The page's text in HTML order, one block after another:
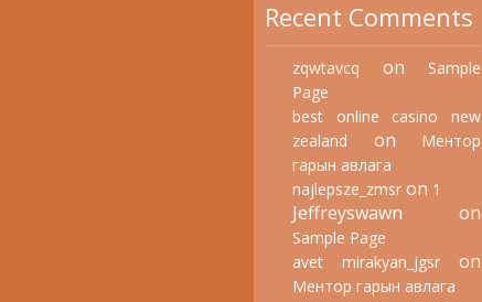
Recent Comments
zqwtavcq on
Sample
Page
best online casino new
zealand
on
Ментор
гарын авлага
najlepsze_zmsr on 1
Jeffreyswawn on
Sample Page
avet mirakyan_jgsr on
Ментор гарын авлага